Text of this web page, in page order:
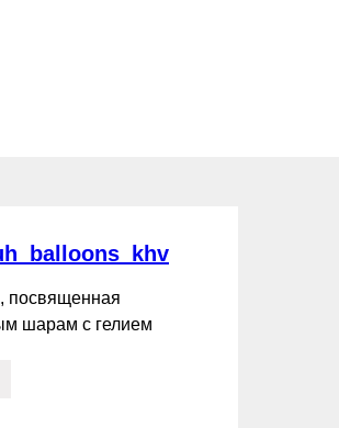
посвященная
шарам с гелием